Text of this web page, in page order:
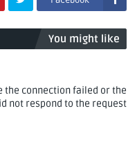
You might like
the connection failed or the
not respond to the request.